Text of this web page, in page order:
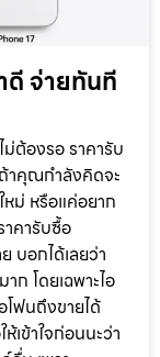
ดี จ่ายทันที
ต้องรอ ราคารับ
าคุณกำลังคิดจะ
หม่ หรือแค่อยาก
คารับซื้อ
บอกได้เลยว่า
โดยเฉพาะไอ
ฟนถึงขายได้
เข้าใจก่อนนะว่า